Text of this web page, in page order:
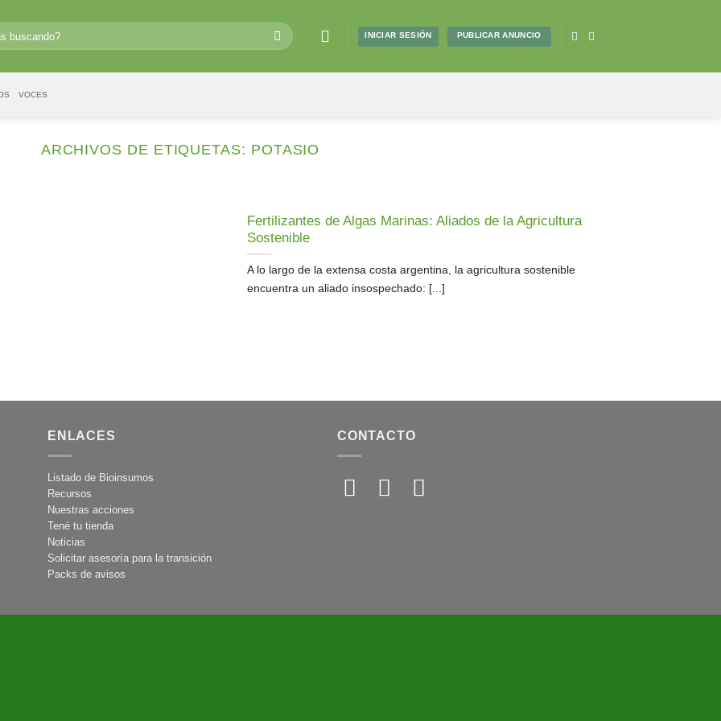
INICIAR SESIÓN PUBLICAR ANUNCIO
VOCES
ARCHIVOS DE ETIQUETAS: POTASIO
Fertilizantes de Algas Marinas: Aliados de la Agricultura
Sostenible
A lo largo de la extensa costa argentina, la agricultura sostenible
encuentra un aliado insospechado: [...]
ENLACES
Listado de Bioinsumos
Recursos
Nuestras acciones
Tené tu tienda
Noticias
Solicitar asesoría para la transición
Packs de avisos
CONTACTO